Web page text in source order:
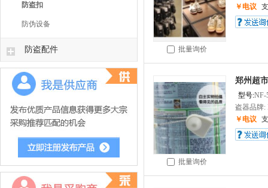
防盗扣
防伪设备
防盗配件 批量询价
￥电议
批量询价
郑州超
型号:NF-
盗器品牌:
￥电议